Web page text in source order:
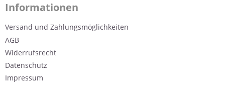
Informationen
Versand und Zahlungsmöglichkeiten
AGB
Widerrufsrecht
Datenschutz
Impressum